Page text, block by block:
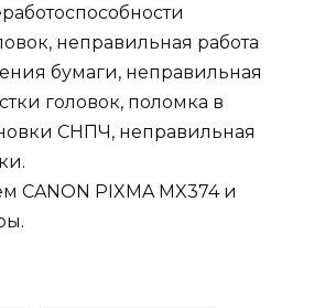
неправильная работа
бумаги, неправильная
головок, поломка в
СНПЧ, неправильная
CANON PIXMA MX374 и